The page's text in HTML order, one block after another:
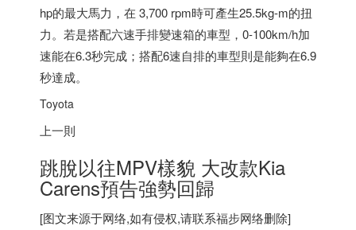
hp的最大馬力，在 3,700 rpm時可產生25.5kg-m的扭
力。若是搭配六速手排變速箱的車型，0-100km/h加
速能在6.3秒完成；搭配6速自排的車型則是能夠在6.9
秒達成。
Toyota
上一則
跳脫以往MPV樣貌 大改款Kia
Carens預告強勢回歸
[图文来源于网络,如有侵权,请联系福步网络删除]